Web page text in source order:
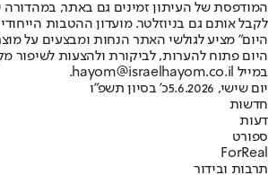
המודפסת של העיתון זמינים גם באתר, במהדורה
לקבל אותם גם בניוזלטר. מועדון ההטבות
היום" מציע לגולשי האתר הנחות ומבצעים על
היום פתוח להערות, לביקורת ולהצעות לשיפור
במייל hayom@israelhayom.co.il.
יום שישי, 5.6.2026
כ' בסיון תשפ"ו
חדשות
דעות
ספורט
ForReal
תרבות ובידור